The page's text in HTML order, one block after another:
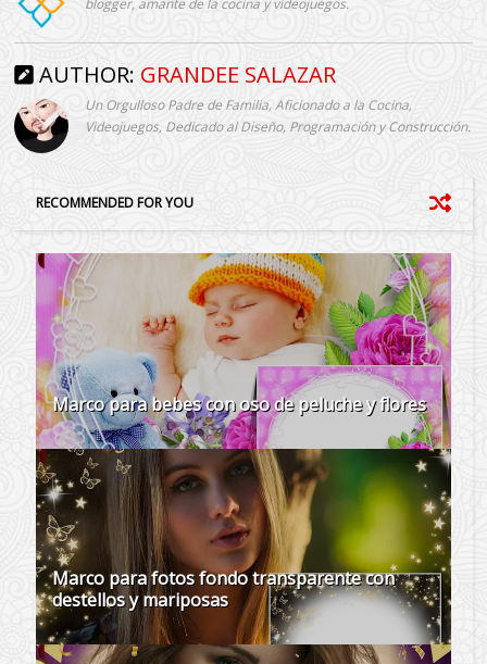
blogger, amante de la cocina y videojuegos.
AUTHOR: GRANDEE SALAZAR
Un Orgulloso Padre de Familia, Aficionado a la Cocina,
Videojuegos, Dedicado al Diseño, Programación y Construcción.
RECOMMENDED FOR YOU
Marco para bebes con oso de peluche y flores
Marco para fotos fondo transparente con
destellos y mariposas